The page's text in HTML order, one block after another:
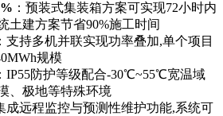
：预装式集装箱方案可实现72小时内
土建方案节省90%施工时间
：支持多机并联实现功率叠加,单个项目
规模
：IP55防护等级配合-30℃~55℃宽温域
、极地等特殊环境
成远程监控与预测性维护功能,系统可